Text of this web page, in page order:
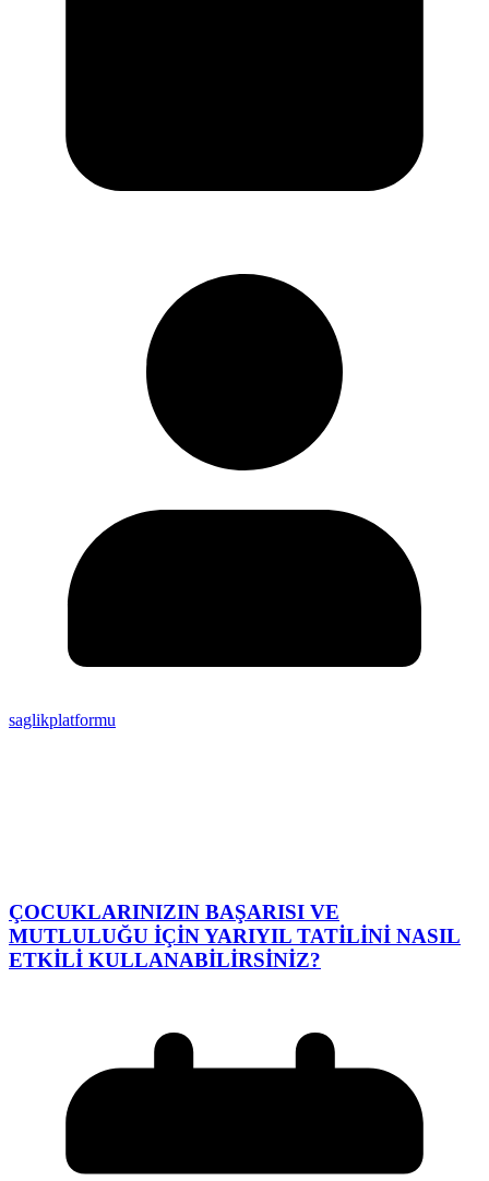
saglikplatformu
ÇOCUKLARINIZIN BAŞARISI VE
MUTLULUĞU İÇİN YARIYIL TATİLİNİ NASIL
ETKİLİ KULLANABİLİRSİNİZ?